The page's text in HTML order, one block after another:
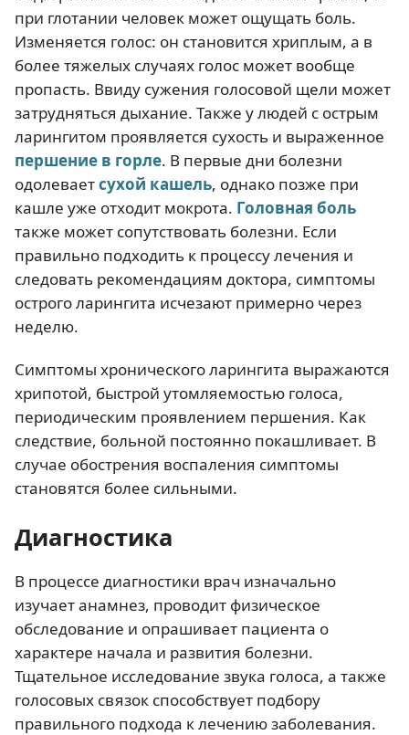
при глотании человек может ощущать боль.
Изменяется голос: он становится хриплым, а в
более тяжелых случаях голос может вообще
пропасть. Ввиду сужения голосовой щели может
затрудняться дыхание. Также у людей с острым
ларингитом проявляется сухость и выраженное
першение в горле. В первые дни болезни
одолеваетсухой кашель, однако позже при
кашле уже отходит мокрота. Головная боль
также может сопутствовать болезни. Если
правильно подходить к процессу лечения и
следовать рекомендациям доктора, симптомы
острого ларингита исчезают примерно через
неделю.
Симптомы хронического ларингита выражаются
хрипотой, быстрой утомляемостью голоса,
периодическим проявлением першения. Как
следствие, больной постоянно покашливает. В
случае обострения воспаления симптомы
становятся более сильными.
Диагностика
В процессе диагностики врач изначально
изучает анамнез, проводит физическое
обследование и опрашивает пациента о
характере начала и развития болезни.
Тщательное исследование звука голоса, а также
голосовых связок способствует подбору
правильного подхода к лечению заболевания.